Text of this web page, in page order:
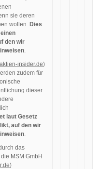
sie deren
wollen. Dies
den wir
.
aktien-insider.de)
zudem für
dieser
laut Gesetz
auf den wir
.
das
MSM GmbH
)